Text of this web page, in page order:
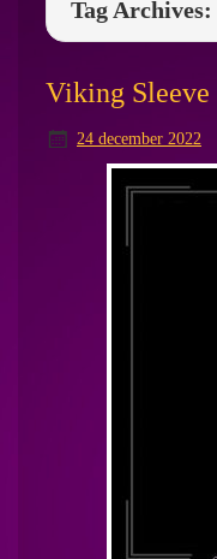
Tag Archives:
Viking Sleeve
24 december 2022